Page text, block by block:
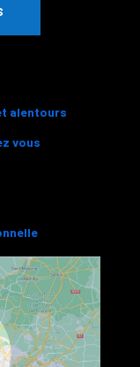
alentours
vous